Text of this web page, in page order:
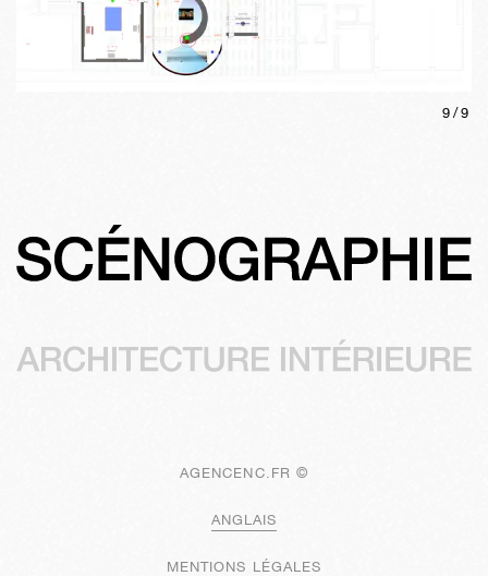
9 /9
AGENCENC.FR ©
ANGLAIS
MENTIONS LÉGALES